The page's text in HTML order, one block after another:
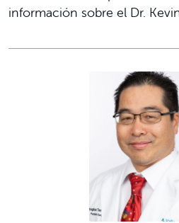
información sobre el Dr.